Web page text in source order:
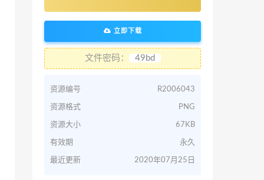
立即下载
文件密码： 49bd
资源编号 R2006043
资源格式 PNG
资源大小 67KB
有效期 永久
最近更新 2020年07月25日